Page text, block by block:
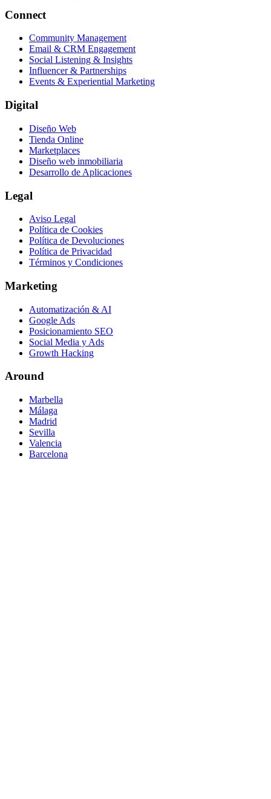
Connect
Community Management
Email & CRM Engagement
Social Listening & Insights
Influencer & Partnerships
Events & Experiential Marketing
Digital
Diseño Web
Tienda Online
Marketplaces
Diseño web inmobiliaria
Desarrollo de Aplicaciones
Legal
Aviso Legal
Política de Cookies
Política de Devoluciones
Política de Privacidad
Términos y Condiciones
Marketing
Automatización & AI
Google Ads
Posicionamiento SEO
Social Media y Ads
Growth Hacking
Around
Marbella
Málaga
Madrid
Sevilla
Valencia
Barcelona